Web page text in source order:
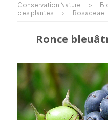
Conservation Nature >
des plantes
> Rosaceae
Ronce